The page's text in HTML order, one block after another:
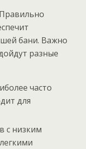
бани. Важно
разные
часто
для
с низким